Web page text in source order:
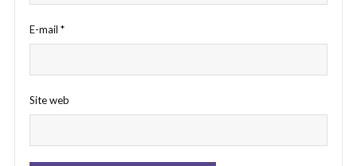
E-mail *
Site web